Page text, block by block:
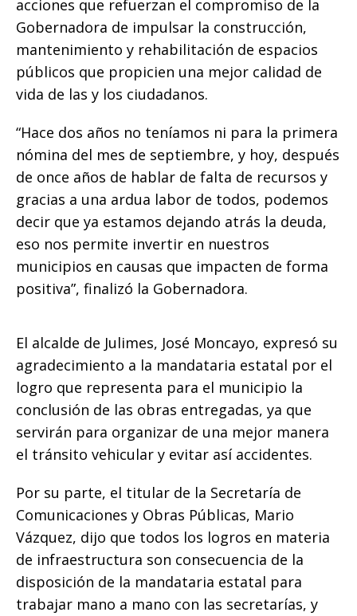
acciones que refuerzan el compromiso de la
Gobernadora de impulsar la construcción,
mantenimiento y rehabilitación de espacios
públicos que propicien una mejor calidad de
vida de las y los ciudadanos.
“Hace dos años no teníamos ni para la primera
nómina del mes de septiembre, y hoy, después
de once años de hablar de falta de recursos y
gracias a una ardua labor de todos, podemos
decir que ya estamos dejando atrás la deuda,
eso nos permite invertir en nuestros
municipios en causas que impacten de forma
positiva”, finalizó la Gobernadora.
El alcalde de Julimes, José Moncayo, expresó su
agradecimiento a la mandataria estatal por el
logro que representa para el municipio la
conclusión de las obras entregadas, ya que
servirán para organizar de una mejor manera
el tránsito vehicular y evitar así accidentes.
Por su parte, el titular de la Secretaría de
Comunicaciones y Obras Públicas, Mario
Vázquez, dijo que todos los logros en materia
de infraestructura son consecuencia de la
disposición de la mandataria estatal para
trabajar mano a mano con las secretarías, y